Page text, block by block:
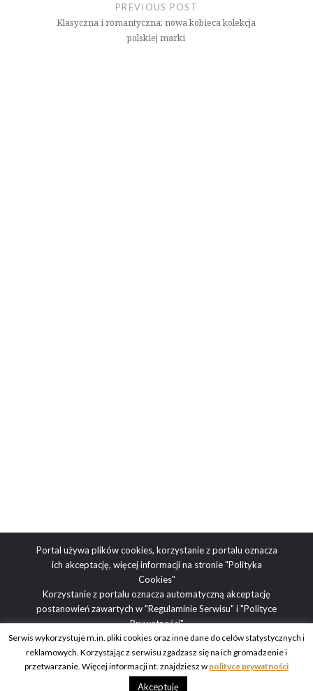
PREVIOUS POST
Klasyczna i romantyczna: nowa kobieca kolekcja
polskiej marki
Portal używa plików cookies, korzystanie z portalu oznacza
ich akceptację, więcej informacji na stronie"Polityka
Cookies"
Korzystanie z portalu oznacza automatyczną akceptację
postanowień zawartych w"Regulaminie Serwisu" i"Polityce
Prywatności"
Adres redakcji: ul. Obrazkowa 2, 03-188 Warszawa | tel.
redakcyjny: +48 512 936 995 | e-mail: blog@obcasy.pl
Serwis wykorzystuje m.in. pliki cookies oraz inne dane do celów statystycznych i
reklamowych. Korzystając z serwisu zgadzasz się na ich gromadzenie i
przetwarzanie. Więcej informacji nt. znajdziesz w polityce prywatności
Akceptuję